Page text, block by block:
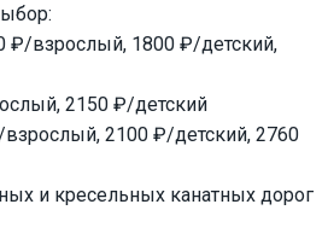
₽/взрослый, 1800 ₽/детский,
2150 ₽/детский
2100 ₽/детский, 2760
и кресельных канатных дорог